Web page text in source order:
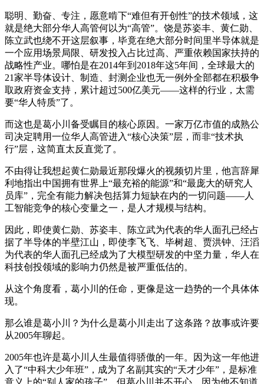
聪明、勤奋、专注，愿意啃下“难但有开创性”的技术领域，这
就是绝大部分华人高管何以为“高管”。饶是苏姿丰、黄仁勋、
陈立武也绕不开这层叙事，毕竟在绝大部分时间里半导体就是
一个应用场景局限、研发投入占比过高、严重依赖国家扶持的
战略性产业。哪怕是在2014年到2018年这5年间，全球最大的
21家半导体设计、制造、封测企业也无一例外全部都在积极争
取政府资金支持，累计超过500亿美元——这样的行业，太需
要“华人特质”了。
而这也是葛小川备受瞩目的核心原因。一家万亿市值的成熟公
司决定聘用一位华人高管进入“核心决策”层，而非“技术执
行”层，这简直太反直觉了。
不由得让我想起黄仁勋最近那段爆火的视频切片里，他言辞犀
利地指出中国拥有世界上“最充裕的能源”和“最庞大的研究人
员库”，完全有能力解决包括算力短缺在内的一切问题——人
工智能竞争的核心变量之一，是人才规模与结构。
因此，即使黄仁勋、苏姿丰、陈立武为代表的华人面孔已经占
据了半导体的半壁江山，即使李飞飞、毕树超、贾洪钟、汪滔
为代表的华人面孔已经成为了大模型研发的中坚力量，华人在
科技创投领域的影响力仍然是被严重低估的。
从这个角度看，葛小川的任命，更像是这一趋势的一个具体体
现。
那么谁是葛小川？为什么是葛小川走出了这条路？故事或许要
从2005年聊起。
2005年也许是葛小川人生最值得骄傲的一年。因为这一年他进
入了“中科大少年班”，成为了名副其实的“天才少年”，是标准